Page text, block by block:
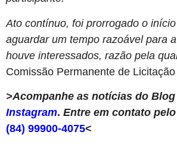
Ato contínuo, foi prorrogado o
aguardar um tempo razoável para
houve interessados, razão pela
Comissão Permanente de
>Acompanhe as notícias do
Instagram. Entre em contato
(84) 99900-4075<